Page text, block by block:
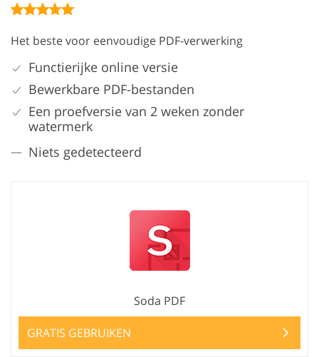
Het beste voor eenvoudige PDF-verwerking
Functierijke online versie
Bewerkbare PDF-bestanden
Een proefversie van 2 weken zonder
watermerk
Niets gedetecteerd
Soda PDF
GRATIS GEBRUIKEN